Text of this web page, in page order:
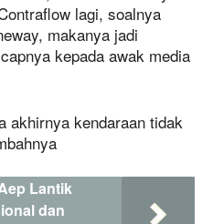
lagi, soalnya
makanya jadi
kepada awak media
akhirnya kendaraan tidak
Lantik
dan